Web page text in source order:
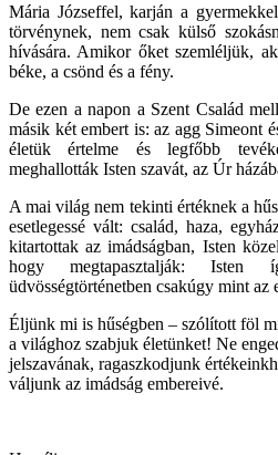
Mária Józseffel, karján a
törvénynek, nem csak külső
hívására. Amikor őket szemléljük,
béke, a csönd és a fény.
De ezen a napon a Szent Család
másik két embert is: az agg Simeont
életük értelme és legfőbb
meghallották Isten szavát, az Úr
A mai világ nem tekinti értéknek a
esetlegessé vált: család, haza,
kitartottak az imádságban, Isten
hogy megtapasztalják: Isten
üdvösségtörténetben csakúgy mint az
Éljünk mi is hűségben – szólított föl
a világhoz szabjuk életünket! Ne
jelszavának, ragaszkodjunk
váljunk az imádság embereivé.